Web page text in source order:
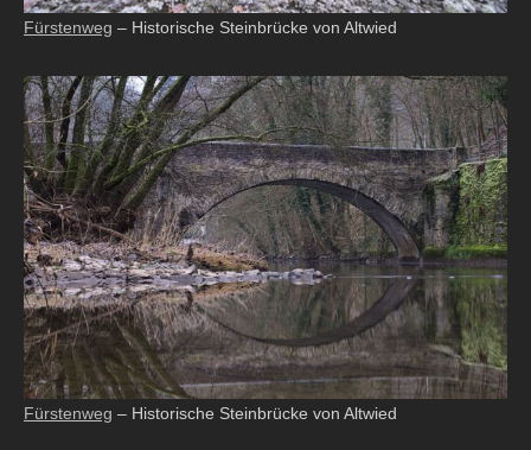
Fürstenweg – Historische Steinbrücke von Altwied
Fürstenweg – Historische Steinbrücke von Altwied